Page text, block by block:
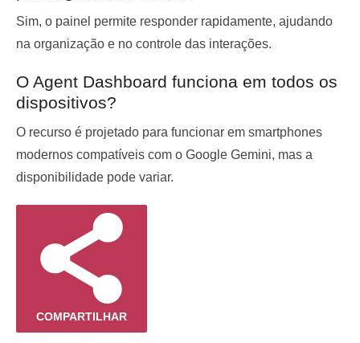
Sim, o painel permite responder rapidamente, ajudando
na organização e no controle das interações.
O Agent Dashboard funciona em todos os
dispositivos?
O recurso é projetado para funcionar em smartphones
modernos compatíveis com o Google Gemini, mas a
disponibilidade pode variar.
COMPARTILHAR